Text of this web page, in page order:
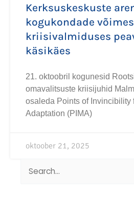
Kerksuskeskuste
kogukondade
kriisivalmiduses
käsikäes
21. oktoobril kogunesid
omavalitsuste kriisijuhid
osaleda Points of Invincibility
Adaptation (PIMA)
oktoober 21, 2025
Search